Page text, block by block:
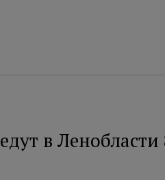
в Ленобласти